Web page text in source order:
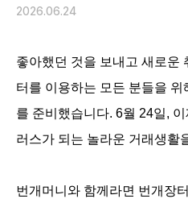
2026.06.24
좋아했던 것을 보내고 새로운
터를 이용하는 모든 분들을 위
를 준비했습니다. 6월 24일,
러스가 되는 놀라운 거래생활
번개머니와 함께라면 번개장